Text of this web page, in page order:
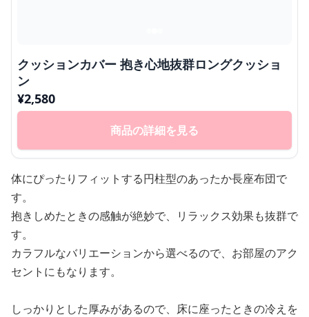
クッションカバー 抱き心地抜群ロングクッショ
ン
¥2,580
商品の詳細を見る
体にぴったりフィットする円柱型のあったか長座布団で
す。
抱きしめたときの感触が絶妙で、リラックス効果も抜群で
す。
カラフルなバリエーションから選べるので、お部屋のアク
セントにもなります。
しっかりとした厚みがあるので、床に座ったときの冷えを